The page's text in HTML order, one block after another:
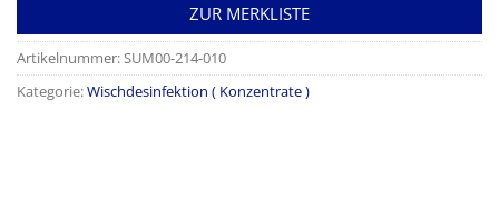
ZUR MERKLISTE
Artikelnummer:SUM00-214-010
Kategorie:Wischdesinfektion ( Konzentrate )